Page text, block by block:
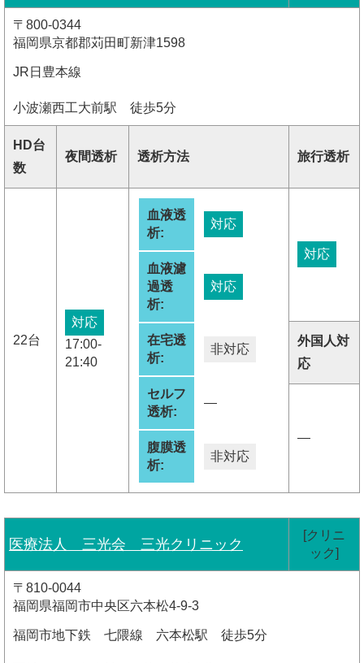
〒800-0344
福岡県京都郡苅田町新津1598
JR日豊本線
小波瀬西工大前駅 徒歩5分
HD台
数
夜間透析 透析方法 旅行透析
22台
対応
17:00-
21:40
血液透
析:
対応
血液濾
過透
析:
対応
在宅透
析:
非対応
セルフ
透析:
―
腹膜透
析:
非対応
対応
外国人対
応
―
医療法人 三光会 三光クリニック
[クリニ
ック]
〒810-0044
福岡県福岡市中央区六本松4-9-3
福岡市地下鉄 七隈線 六本松駅 徒歩5分